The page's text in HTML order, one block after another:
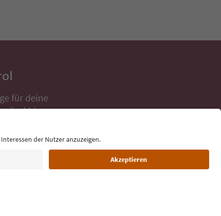
für deine
direkt ins